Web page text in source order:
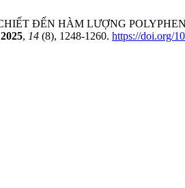
ĐẾN HÀM LƯỢNG
2025, 14 (8), 1248-1260. https://doi.org/